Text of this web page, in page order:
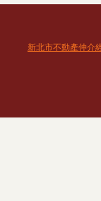
新北市不動產仲介